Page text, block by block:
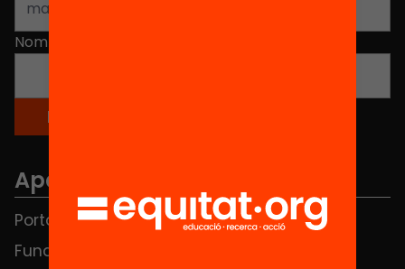
Nombre
Apartados
Portada
Fundación
FAQS